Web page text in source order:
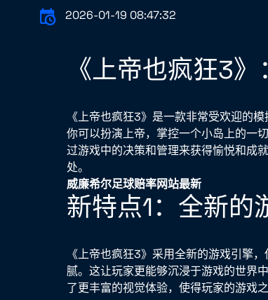
2026-01-19 08:47:32
《上帝也疯狂3
《上帝也疯狂3》是一款非常受欢迎的
你可以扮演上帝，掌控一个小岛上的一
过游戏中的决策和管理来获得愉悦和成
处。
威廉希尔足球赔率网站最新
新特点1：全新的
《上帝也疯狂3》采用全新的游戏引擎
腻。这让玩家更能够沉浸于游戏的世界
了更丰富的视觉体验，使得玩家的游戏